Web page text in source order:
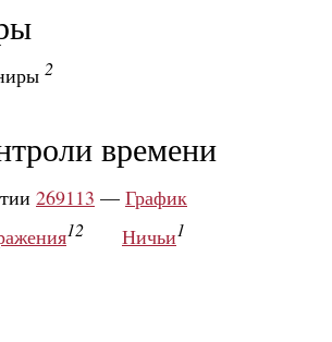
2
времени
269113 — График
12 Ничьи1